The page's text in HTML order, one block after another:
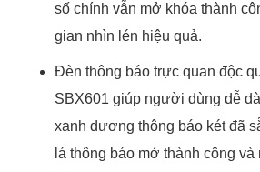
số chính vẫn mở khóa thành
gian nhìn lén hiệu quả.
Đèn thông báo trực quan độc
SBX601 giúp người dùng dễ
xanh dương thông báo két đã
lá thông báo mở thành công